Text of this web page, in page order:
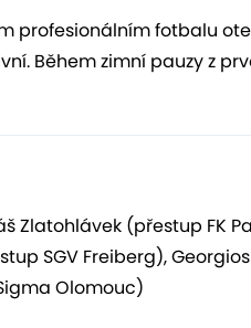
profesionálním fotbalu
Během zimní pauzy z
Zlatohlávek (přestup FK
SGV Freiberg),
Olomouc)